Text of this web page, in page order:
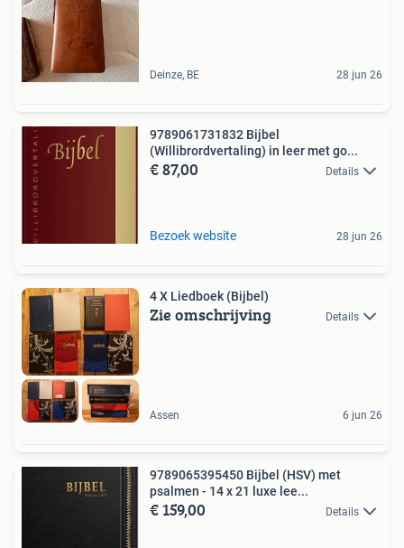
Deinze, BE 28 jun 26
9789061731832 Bijbel
(Willibrordvertaling) in leer met go...
€ 87,00 Details
Bezoek website 28 jun 26
4 X Liedboek (Bijbel)
Zie omschrijving Details
Assen 6 jun 26
9789065395450 Bijbel (HSV) met
psalmen - 14 x 21 luxe lee...
€ 159,00 Details